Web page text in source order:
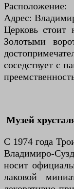
Расположение:
Адрес:
Церковь
Золотыми
соседствует с
Музей
С 1974 года
Владимиро-
носит
лаковой